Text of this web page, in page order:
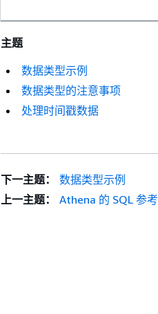
主题
数据类型示例
数据类型的注意事项
处理时间戳数据
下一主题：
数据类型示例
上一主题：
Athena 的 SQL 参考